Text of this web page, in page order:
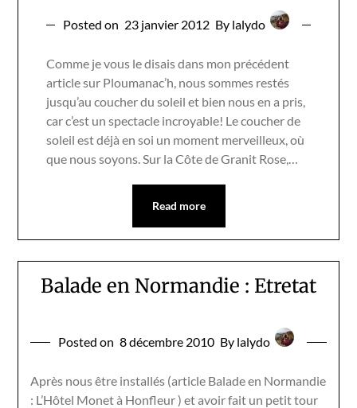
Posted on 23 janvier 2012 By lalydo
Comme je vous le disais dans mon précédent
article sur Ploumanac’h, nous sommes restés
jusqu’au coucher du soleil et bien nous en a pris,
car c’est un spectacle incroyable! Le coucher de
soleil est déjà en soi un moment merveilleux, où
que nous soyons. Sur la Côte de Granit Rose,…
Read more
Balade en Normandie : Etretat
Posted on 8 décembre 2010 By lalydo
Après nous être installés (article Balade en Normandie
: L’Hôtel Monet à Honfleur ) et avoir fait un petit tour